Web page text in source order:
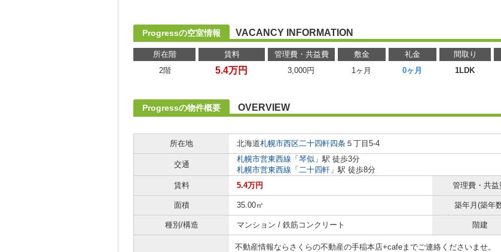
Progressの空室情報 VACANCY INFORMATION
所在階 賃料 管理費・共益費 敷金 礼金 間取り
2階
5.4万円 3,000円 1ヶ月 0ヶ月 1LDK
Progressの物件概要 OVERVIEW
所在地
北海道札幌市西区二十四軒四条 ５丁目5-4
交通
札幌市営東西線 「 琴似 」駅 徒歩3分
札幌市営東西線 「 二十四軒 」駅 徒歩8分
賃料
5.4万円 管理費・共益
面積 35.00㎡ 築年月(築年
種別/構造 マンション / 鉄筋コンクリート 階建
不動産情報ならさくらの不動産の手稲本店+cafeまでご連絡くださいませ。